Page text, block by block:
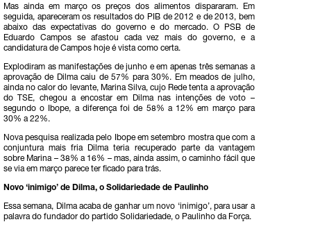
Mas ainda em março os preços dos alimentos dispararam. Em
seguida, apareceram os resultados do PIB de 2012 e de 2013, bem
abaixo das expectativas do governo e do mercado. O PSB de
Eduardo Campos se afastou cada vez mais do governo, e a
candidatura de Campos hoje é vista como certa.
Explodiram as manifestações de junho e em apenas três semanas a
aprovação de Dilma caiu de 57% para 30%. Em meados de julho,
ainda no calor do levante, Marina Silva, cujo Rede tenta a aprovação
do TSE, chegou a encostar em Dilma nas intenções de voto –
segundo o Ibope, a diferença foi de 58% a 12% em março para
30% a 22%.
Nova pesquisa realizada pelo Ibope em setembro mostra que com a
conjuntura mais fria Dilma teria recuperado parte da vantagem
sobre Marina – 38% a 16% – mas, ainda assim, o caminho fácil que
se via em março parece ter ficado para trás.
Novo ‘inimigo’ de Dilma, o Solidariedade de Paulinho
Essa semana, Dilma acaba de ganhar um novo ‘inimigo’, para usar a
palavra do fundador do partido Solidariedade, o Paulinho da Força.